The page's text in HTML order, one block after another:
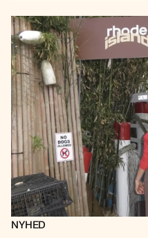
NYHED